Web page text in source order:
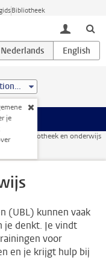
Bibliotheek
toggle
Leiden Learning & Innovation Centre
je
Bibliotheek en onderwijs
(UBL) kunnen vaak
je denkt. Je vindt
voor
en je krijgt hulp bij